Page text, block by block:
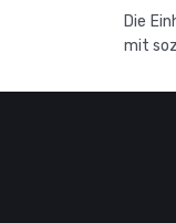
Die
mit